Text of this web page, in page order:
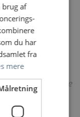
nye dygtige
for, at de
hænder. Du
kolleger på
det
de specialiserede
på tværs
brug af
du har
fra
mere